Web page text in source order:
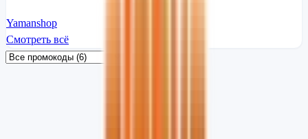
Yamanshop
Смотреть всё